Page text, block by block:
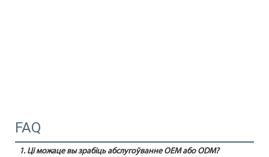
FAQ
1. Ці можаце вы зрабіць абслугоўванне OEM або ODM?